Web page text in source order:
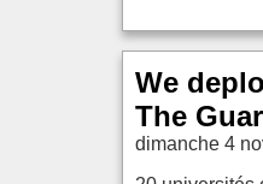
We
The
dimanche 4